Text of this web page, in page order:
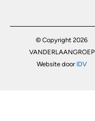
© Copyright 2026
VANDERLAANGROEP
Website door IDV